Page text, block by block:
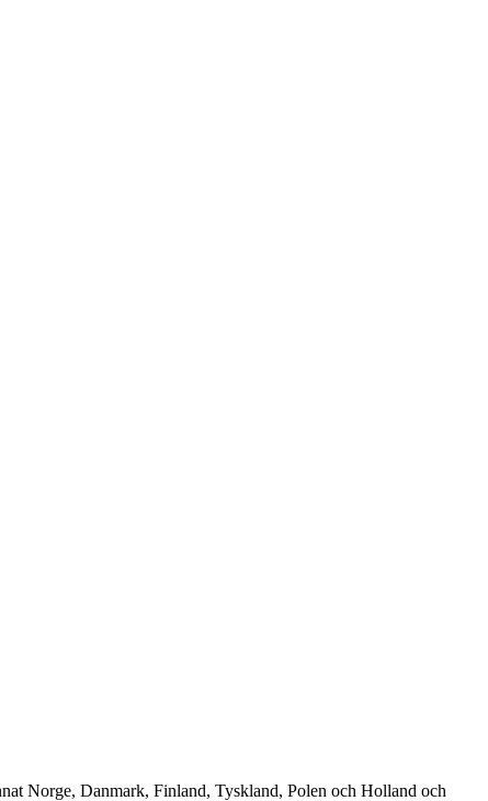
Norge, Danmark, Finland, Tyskland, Polen och Holland och